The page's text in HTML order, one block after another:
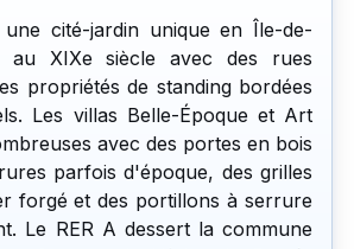
une cité-jardin unique en Île-de-
au XIXe siècle avec des rues
propriétés de standing bordées
Les villas Belle-Époque et Art
avec des portes en bois
parfois d'époque, des grilles
forgé et des portillons à serrure
Le RER A dessert la commune